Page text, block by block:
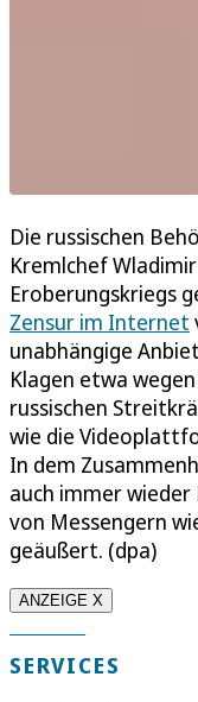
Die russischen
Kremlchef
Eroberungskriegs
Zensur im Internet
unabhängige
Klagen etwa
russischen
wie die
In dem
auch immer
von Messengern
geäußert. (dpa)
ANZEIGE X
SERVICES